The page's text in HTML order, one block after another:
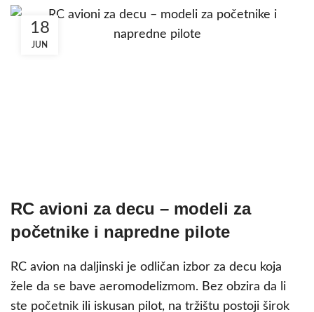
18
JUN
RC avioni za decu – modeli za
početnike i napredne pilote
RC avion na daljinski je odličan izbor za decu koja
žele da se bave aeromodelizmom. Bez obzira da li
ste početnik ili iskusan pilot, na tržištu postoji širok